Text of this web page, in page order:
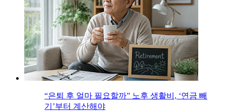
“은퇴 후 얼마 필요할까” 노후 생활비, ‘연금 빼
기’부터 계산해야